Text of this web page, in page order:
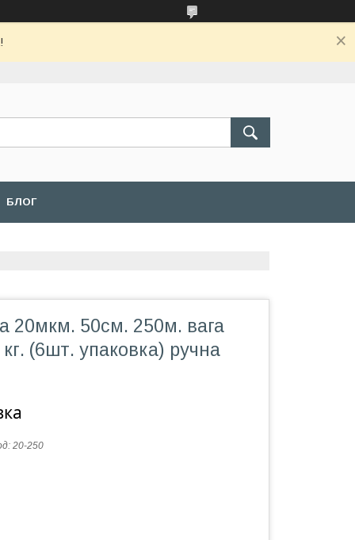
БЛОГ
20мкм. 50см. 250м. вага
(6шт. упаковка) ручна
20-250